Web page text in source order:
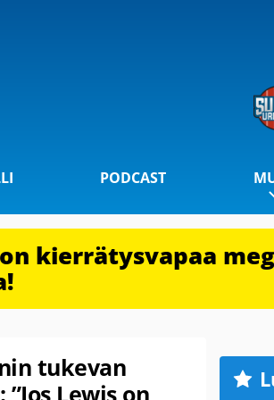
PODCAST
kierrätysvapaa
tukevan
Lewis on